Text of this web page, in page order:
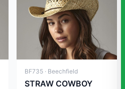
BF735 · Beechfield
STRAW COWBOY